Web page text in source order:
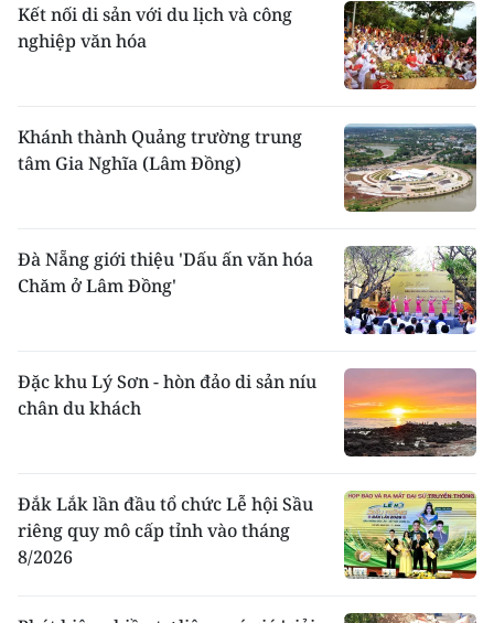
Kết nối di sản với du lịch và công
nghiệp văn hóa
Khánh thành Quảng trường trung
tâm Gia Nghĩa (Lâm Đồng)
Đà Nẵng giới thiệu 'Dấu ấn văn hóa
Chăm ở Lâm Đồng'
Đặc khu Lý Sơn - hòn đảo di sản níu
chân du khách
Đắk Lắk lần đầu tổ chức Lễ hội Sầu
riêng quy mô cấp tỉnh vào tháng
8/2026